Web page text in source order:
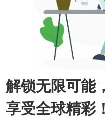
解锁无限可能，
享受全球精彩！